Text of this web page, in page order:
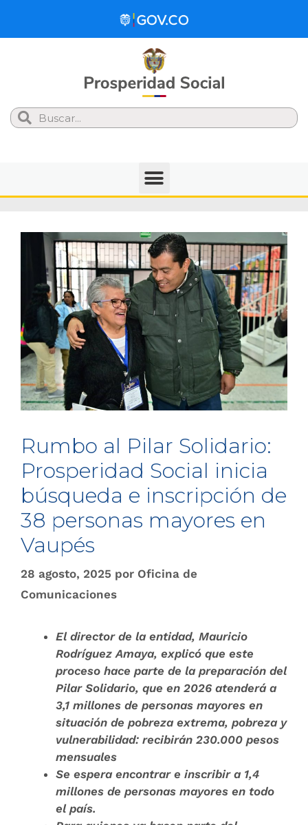
Search
Rumbo al Pilar Solidario:
Prosperidad Social inicia
búsqueda e inscripción de
38 personas mayores en
Vaupés
28 agosto, 2025 por Oficina de
Comunicaciones
El director de la entidad, Mauricio
Rodríguez Amaya, explicó que este
proceso hace parte de la preparación del
Pilar Solidario, que en 2026 atenderá a
3,1 millones de personas mayores en
situación de pobreza extrema, pobreza y
vulnerabilidad: recibirán 230.000 pesos
mensuales
Se espera encontrar e inscribir a 1,4
millones de personas mayores en todo
el país.